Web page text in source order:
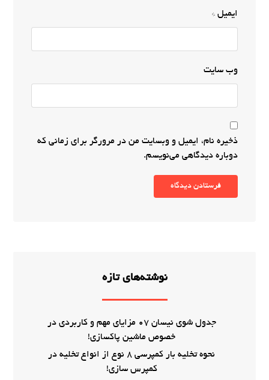
ایمیل*
وب‌ سایت
ذخیره نام، ایمیل و وبسایت من در مرورگر برای زمانی که
دوباره دیدگاهی می‌نویسم.
فرستادن دیدگاه
نوشته‌های تازه
جدول شوی نیسان 07 مزایای مهم و کاربردی در
خصوص ماشین پاکسازی!
نحوه تخلیه بار کمپرسی 8 نوع از انواع تخلیه در
کمپرس سازی!